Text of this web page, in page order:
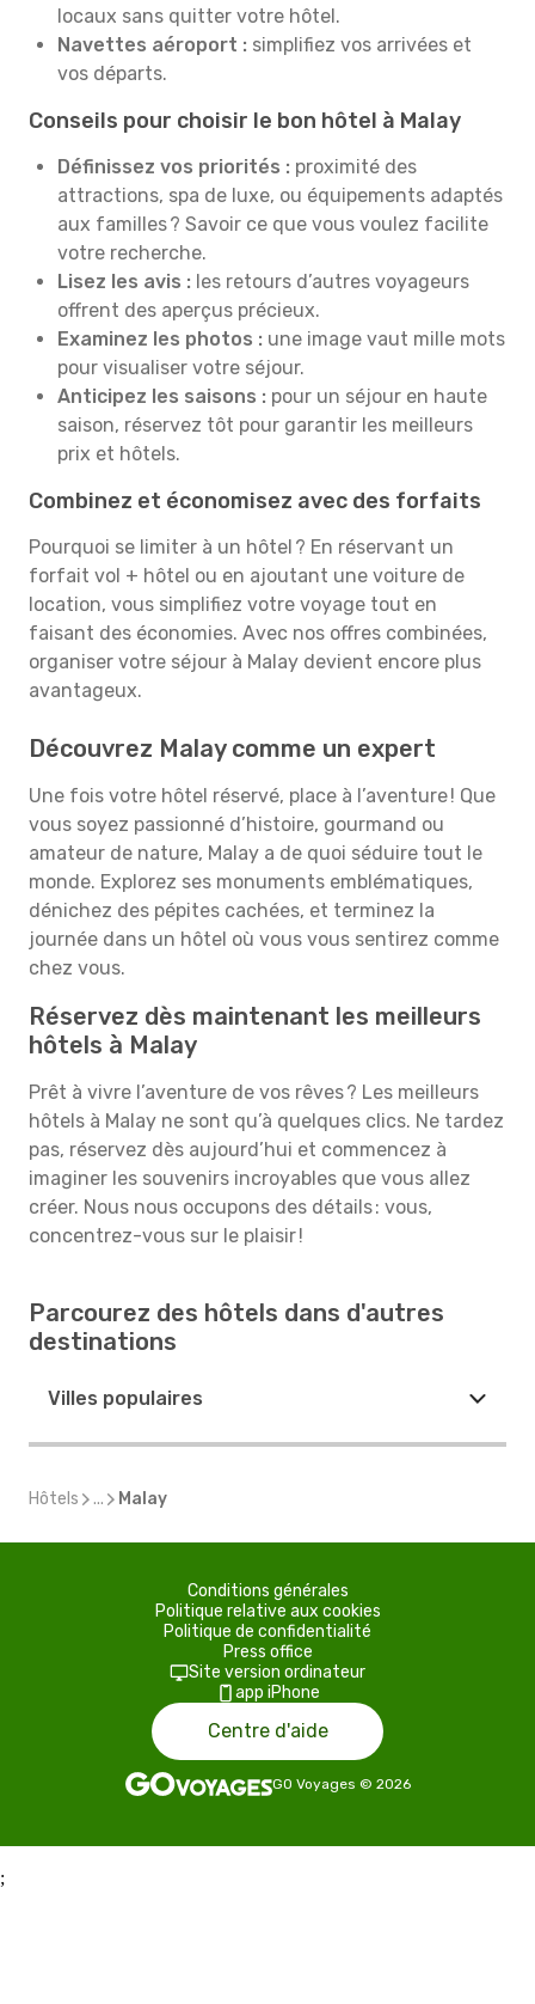
locaux sans quitter votre hôtel.
Navettes aéroport : simplifiez vos arrivées et
vos départs.
Conseils pour choisir le bon hôtel à Malay
Définissez vos priorités : proximité des
attractions, spa de luxe, ou équipements adaptés
aux familles ? Savoir ce que vous voulez facilite
votre recherche.
Lisez les avis : les retours d’autres voyageurs
offrent des aperçus précieux.
Examinez les photos : une image vaut mille mots
pour visualiser votre séjour.
Anticipez les saisons : pour un séjour en haute
saison, réservez tôt pour garantir les meilleurs
prix et hôtels.
Combinez et économisez avec des forfaits
Pourquoi se limiter à un hôtel ? En réservant un
forfait vol + hôtel ou en ajoutant une voiture de
location, vous simplifiez votre voyage tout en
faisant des économies. Avec nos offres combinées,
organiser votre séjour à Malay devient encore plus
avantageux.
Découvrez Malay comme un expert
Une fois votre hôtel réservé, place à l’aventure ! Que
vous soyez passionné d’histoire, gourmand ou
amateur de nature, Malay a de quoi séduire tout le
monde. Explorez ses monuments emblématiques,
dénichez des pépites cachées, et terminez la
journée dans un hôtel où vous vous sentirez comme
chez vous.
Réservez dès maintenant les meilleurs
hôtels à Malay
Prêt à vivre l’aventure de vos rêves ? Les meilleurs
hôtels à Malay ne sont qu’à quelques clics. Ne tardez
pas, réservez dès aujourd’hui et commencez à
imaginer les souvenirs incroyables que vous allez
créer. Nous nous occupons des détails : vous,
concentrez-vous sur le plaisir !
Parcourez des hôtels dans d'autres
destinations
Villes populaires
Hôtels ... Malay
Conditions générales
Politique relative aux cookies
Politique de confidentialité
Press office
Site version ordinateur
app iPhone
Centre d'aide
GO Voyages © 2026
;